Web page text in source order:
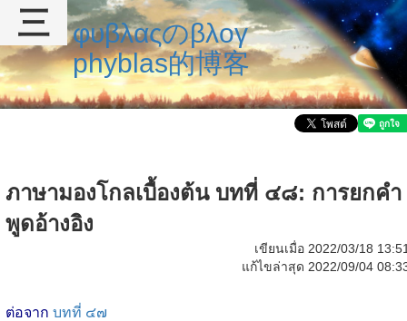
φυβλαςのβλογ
phyblas的博客
ภาษามองโกลเบื้องต้น บทที่ ๔๘: การยกคำ
พูดอ้างอิง
เขียนเมื่อ 2022/03/18
แก้ไขล่าสุด 2022/09/04
ต่อจาก บทที่ ๔๗
三